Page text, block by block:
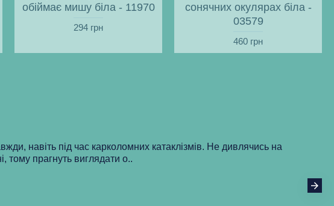
обіймає мишу біла - 11970
294 грн
сонячних окулярах біла -
03579
460 грн
навіть під час карколомних катаклізмів. Не дивлячись на
тому прагнуть виглядати о..